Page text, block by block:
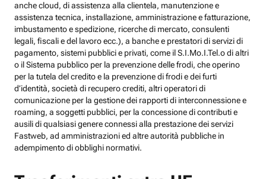
anche cloud, di assistenza alla clientela, manutenzione e
assistenza tecnica, installazione, amministrazione e fatturazione,
imbustamento e spedizione, ricerche di mercato, consulenti
legali, fiscali e del lavoro ecc.), a banche e prestatori di servizi di
pagamento, sistemi pubblici e privati, come il S.I.Mo.I.Tel.o di altri
o il Sistema pubblico per la prevenzione delle frodi, che operino
per la tutela del credito e la prevenzione di frodi e dei furti
d’identità, società di recupero crediti, altri operatori di
comunicazione per la gestione dei rapporti di interconnessione e
roaming, a soggetti pubblici, per la concessione di contributi e
ausili di qualsiasi genere connessi alla prestazione dei servizi
Fastweb, ad amministrazioni ed altre autorità pubbliche in
adempimento di obblighi normativi.